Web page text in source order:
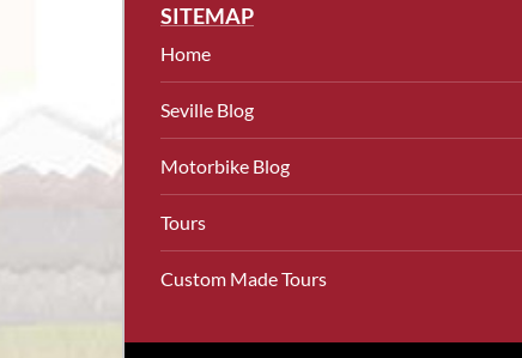
SITEMAP
Home
Seville Blog
Motorbike Blog
Tours
Custom Made Tours